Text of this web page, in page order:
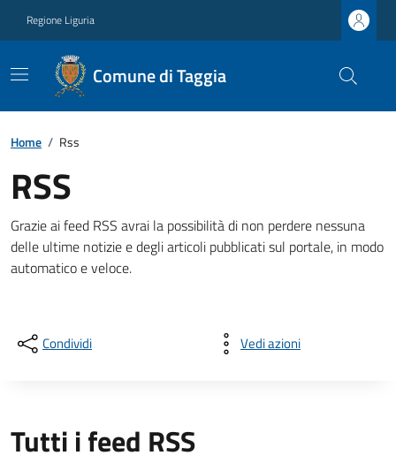
Regione Liguria
Comune di Taggia
Home / Rss
RSS
Grazie ai feed RSS avrai la possibilità di non perdere nessuna
delle ultime notizie e degli articoli pubblicati sul portale, in modo
automatico e veloce.
Condividi Vedi azioni
Tutti i feed RSS